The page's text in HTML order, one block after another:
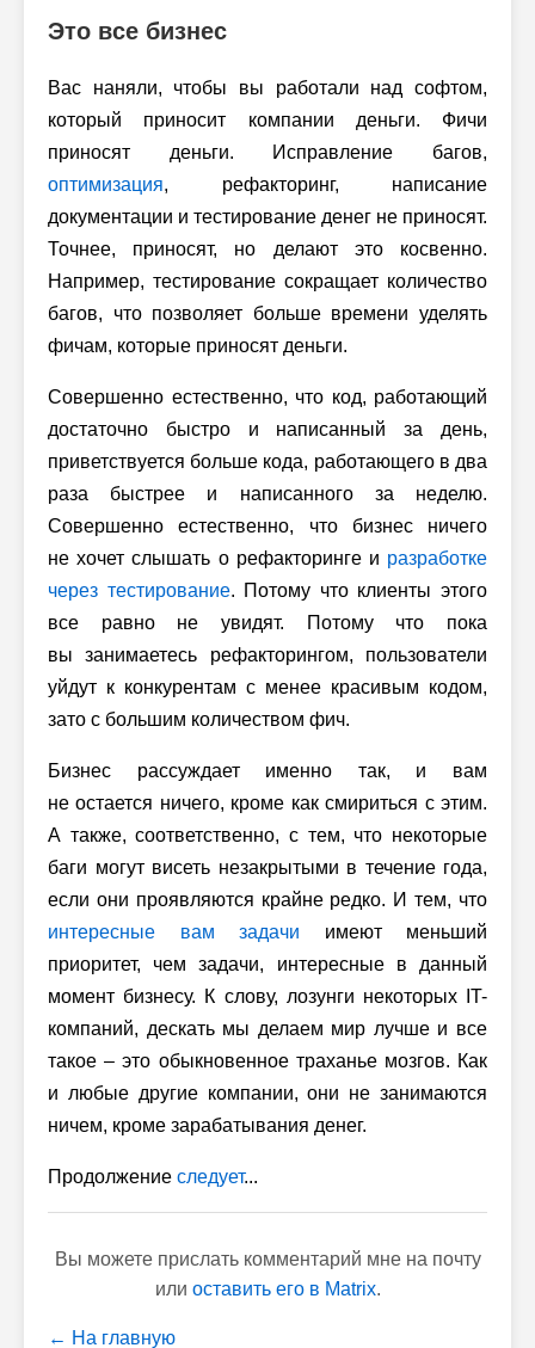
Это все бизнес
Вас наняли, чтобы вы работали над софтом,
который приносит компании деньги. Фичи
приносят деньги. Исправление багов,
оптимизация, рефакторинг, написание
документации и тестирование денег не приносят.
Точнее, приносят, но делают это косвенно.
Например, тестирование сокращает количество
багов, что позволяет больше времени уделять
фичам, которые приносят деньги.
Совершенно естественно, что код, работающий
достаточно быстро и написанный за день,
приветствуется больше кода, работающего в два
раза быстрее и написанного за неделю.
Совершенно естественно, что бизнес ничего
не хочет слышать о рефакторинге и разработке
через тестирование. Потому что клиенты этого
все равно не увидят. Потому что пока
вы занимаетесь рефакторингом, пользователи
уйдут к конкурентам с менее красивым кодом,
зато с большим количеством фич.
Бизнес рассуждает именно так, и вам
не остается ничего, кроме как смириться с этим.
А также, соответственно, с тем, что некоторые
баги могут висеть незакрытыми в течение года,
если они проявляются крайне редко. И тем, что
интересные вам задачи имеют меньший
приоритет, чем задачи, интересные в данный
момент бизнесу. К слову, лозунги некоторых IT-
компаний, дескать мы делаем мир лучше и все
такое – это обыкновенное траханье мозгов. Как
и любые другие компании, они не занимаются
ничем, кроме зарабатывания денег.
Продолжение следует...
Вы можете прислать комментарий мне на почту
или оставить его в Matrix.
← На главную